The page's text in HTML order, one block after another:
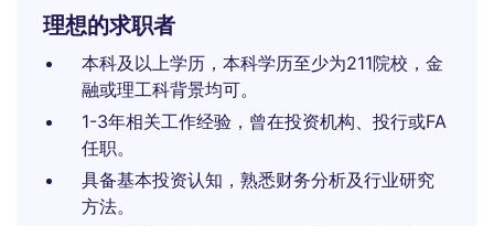
理想的求职者
本科及以上学历，本科学历至少为211院校，金
融或理工科背景均可。
1-3年相关工作经验，曾在投资机构、投行或FA
任职。
具备基本投资认知，熟悉财务分析及行业研究
方法。